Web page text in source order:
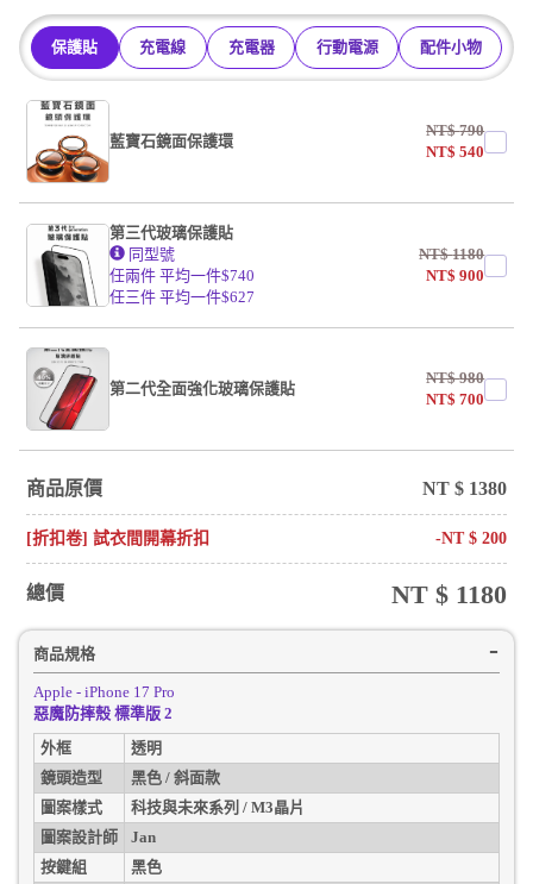
保護貼 充電線 充電器 行動電源 配件小物
藍寶石鏡面保護環
NT$790
NT$540
第三代玻璃保護貼
同型號
任兩件 平均一件$740
任三件 平均一件$627
NT$1180
NT$900
第二代全面強化玻璃保護貼
NT$980
NT$700
商品原價 NT $ 1380
[折扣卷] 試衣間開幕折扣 -NT $200
總價 NT $ 1180
商品規格
Apple - iPhone 17 Pro
惡魔防摔殼 標準版 2
外框
透明
鏡頭造型
黑色 / 斜面款
圖案樣式
科技與未來系列 / M3晶片
圖案設計師
Jan
按鍵組
黑色